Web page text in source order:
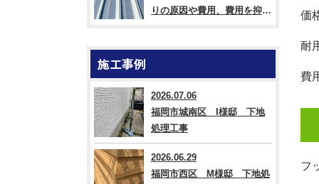
価
耐
費
フ
りの原因や費用、費用を抑え
施工事例
2026.07.06
福岡市城南区 I様邸 下地
処理工事
2026.06.29
福岡市西区 M様邸 下地処